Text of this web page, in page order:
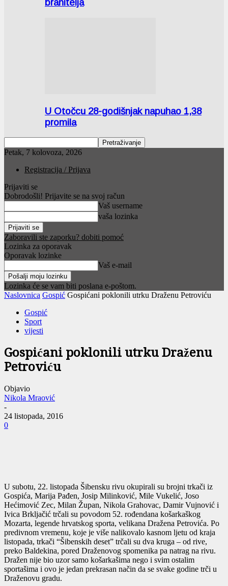
branitelja
U Otočcu 28-godišnjak napuhao 1,38
promila
Petak, 7 kolovoza, 2026
Registracija / Prijava
Prijaviti se
Dobrodošli! Prijavite se na svoj račun
Vaš username
vaša lozinka
Zaboravili ste zaporku? dobiti pomoć
Lozinka za oporavak
Oporavak lozinke
Vaš e-mail
Lozinka će se vam biti poslana e-poštom.
Naslovnica Gospić Gospićani poklonili utrku Draženu Petroviću
Gospić
Sport
vijesti
Gospićani poklonili utrku Draženu
Petroviću
Objavio
Nikola Mraović
-
24 listopada, 2016
0
U subotu, 22. listopada Šibensku rivu okupirali su brojni trkači iz
Gospića, Marija Pađen, Josip Milinković, Mile Vukelić, Joso
Hećimović Zec, Milan Župan, Nikola Grahovac, Damir Vujnović i
Ivica Brkljačić trčali su povodom 52. rođendana košarkaškog
Mozarta, legende hrvatskog sporta, velikana Dražena Petrovića. Po
predivnom vremenu, koje je više nalikovalo kasnom ljetu od kraja
listopada, trkači “Šibenskih deset” trčali su dva kruga – od rive,
preko Baldekina, pored Draženovog spomenika pa natrag na rivu.
Dražen nije bio uzor samo košarkašima nego i svim ostalim
sportašima i ovo je jedan prekrasan način da se svake godine trči u
Draženovu gradu.